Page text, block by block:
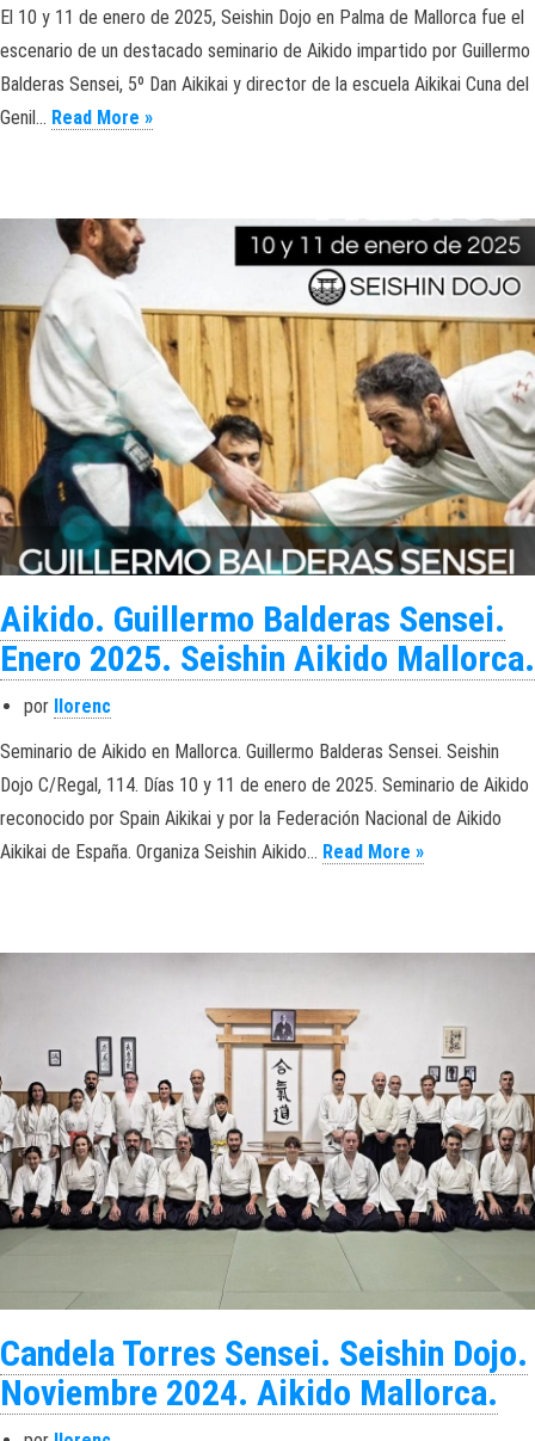
El 10 y 11 de enero de 2025, Seishin Dojo en Palma de Mallorca fue el
escenario de un destacado seminario de Aikido impartido por Guillermo
Balderas Sensei, 5º Dan Aikikai y director de la escuela Aikikai Cuna del
Genil… Read More »Guillermo Balderas Sensei. Enero 2025.
Aikido. Guillermo Balderas Sensei.
Enero 2025. Seishin Aikido Mallorca.
por llorenc
Seminario de Aikido en Mallorca. Guillermo Balderas Sensei. Seishin
Dojo C/Regal, 114. Días 10 y 11 de enero de 2025. Seminario de Aikido
reconocido por Spain Aikikai y por la Federación Nacional de Aikido
Aikikai de España. Organiza Seishin Aikido… Read More »Aikido.
Candela Torres Sensei. Seishin Dojo.
Noviembre 2024. Aikido Mallorca.